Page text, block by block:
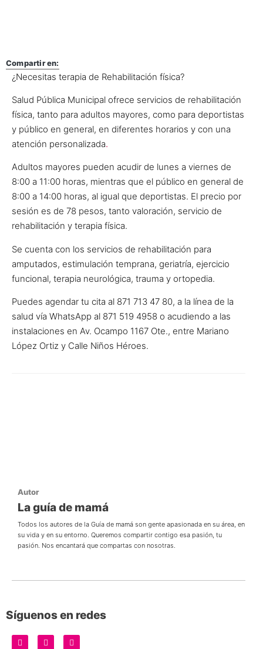
Compartir en:
¿Necesitas terapia de Rehabilitación física?
Salud Pública Municipal ofrece servicios de rehabilitación
física, tanto para adultos mayores, como para deportistas
y público en general, en diferentes horarios y con una
atención personalizada.
Adultos mayores pueden acudir de lunes a viernes de
8:00 a 11:00 horas, mientras que el público en general de
8:00 a 14:00 horas, al igual que deportistas. El precio por
sesión es de 78 pesos, tanto valoración, servicio de
rehabilitación y terapia física.
Se cuenta con los servicios de rehabilitación para
amputados, estimulación temprana, geriatría, ejercicio
funcional, terapia neurológica, trauma y ortopedia.
Puedes agendar tu cita al 871 713 47 80, a la línea de la
salud vía WhatsApp al 871 519 4958 o acudiendo a las
instalaciones en Av. Ocampo 1167 Ote., entre Mariano
López Ortiz y Calle Niños Héroes.
Autor
La guía de mamá
Todos los autores de la Guía de mamá son gente apasionada en su área, en
su vida y en su entorno. Queremos compartir contigo esa pasión, tu
pasión. Nos encantará que compartas con nosotras.
Síguenos en redes